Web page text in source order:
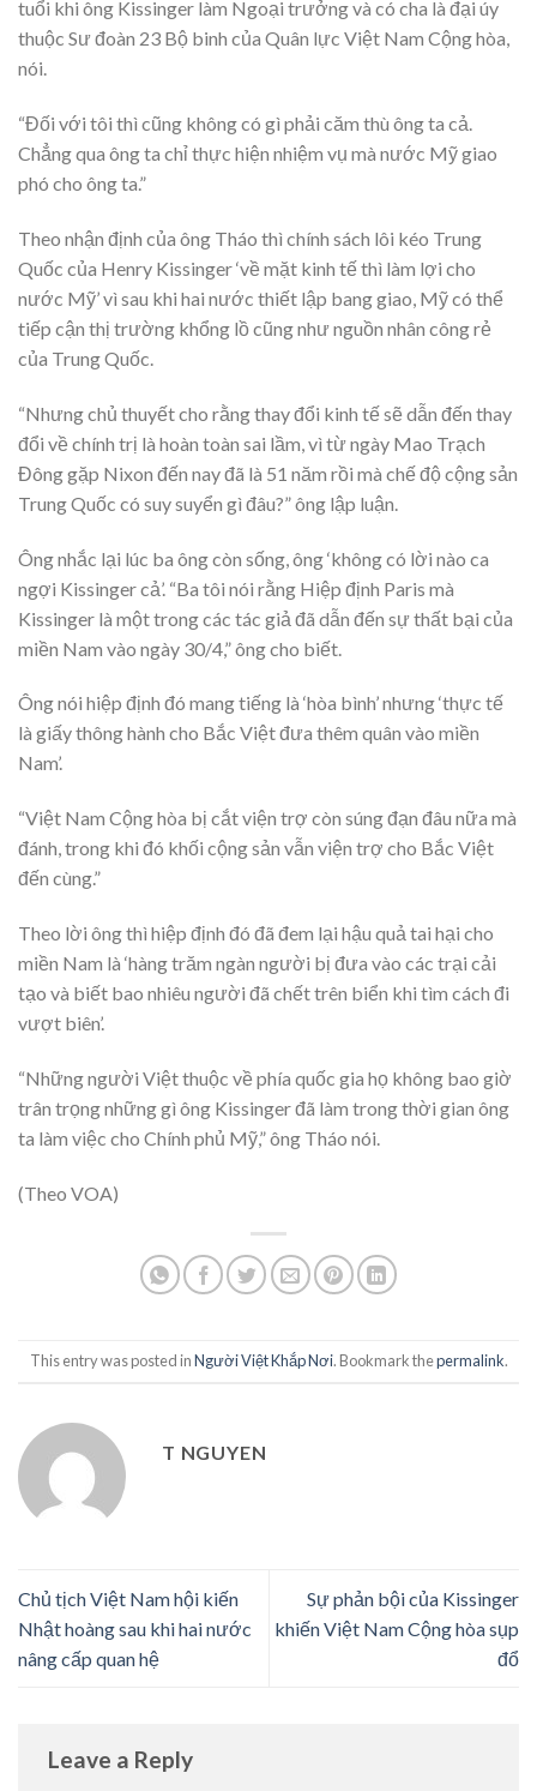
tuổi khi ông Kissinger làm Ngoại trưởng và có cha là đại úy
thuộc Sư đoàn 23 Bộ binh của Quân lực Việt Nam Cộng hòa,
nói.
“Đối với tôi thì cũng không có gì phải căm thù ông ta cả.
Chẳng qua ông ta chỉ thực hiện nhiệm vụ mà nước Mỹ giao
phó cho ông ta.”
Theo nhận định của ông Tháo thì chính sách lôi kéo Trung
Quốc của Henry Kissinger ‘về mặt kinh tế thì làm lợi cho
nước Mỹ’ vì sau khi hai nước thiết lập bang giao, Mỹ có thể
tiếp cận thị trường khổng lồ cũng như nguồn nhân công rẻ
của Trung Quốc.
“Nhưng chủ thuyết cho rằng thay đổi kinh tế sẽ dẫn đến thay
đổi về chính trị là hoàn toàn sai lầm, vì từ ngày Mao Trạch
Đông gặp Nixon đến nay đã là 51 năm rồi mà chế độ cộng sản
Trung Quốc có suy suyển gì đâu?” ông lập luận.
Ông nhắc lại lúc ba ông còn sống, ông ‘không có lời nào ca
ngợi Kissinger cả’. “Ba tôi nói rằng Hiệp định Paris mà
Kissinger là một trong các tác giả đã dẫn đến sự thất bại của
miền Nam vào ngày 30/4,” ông cho biết.
Ông nói hiệp định đó mang tiếng là ‘hòa bình’ nhưng ‘thực tế
là giấy thông hành cho Bắc Việt đưa thêm quân vào miền
Nam’.
“Việt Nam Cộng hòa bị cắt viện trợ còn súng đạn đâu nữa mà
đánh, trong khi đó khối cộng sản vẫn viện trợ cho Bắc Việt
đến cùng.”
Theo lời ông thì hiệp định đó đã đem lại hậu quả tai hại cho
miền Nam là ‘hàng trăm ngàn người bị đưa vào các trại cải
tạo và biết bao nhiêu người đã chết trên biển khi tìm cách đi
vượt biên’.
“Những người Việt thuộc về phía quốc gia họ không bao giờ
trân trọng những gì ông Kissinger đã làm trong thời gian ông
ta làm việc cho Chính phủ Mỹ,” ông Tháo nói.
(Theo VOA)
This entry was posted inNgười Việt Khắp Nơi. Bookmark thepermalink.
T NGUYEN
Chủ tịch Việt Nam hội kiến
Nhật hoàng sau khi hai nước
nâng cấp quan hệ
Sự phản bội của Kissinger
khiến Việt Nam Cộng hòa sụp
đổ
Leave a Reply